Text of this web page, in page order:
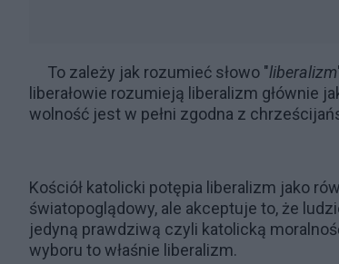
To zależy jak rozumieć słowo "liberalizm
liberałowie rozumieją liberalizm głównie
wolność jest w pełni zgodna z
Kościół katolicki potępia liberalizm jako
światopoglądowy, ale akceptuje to, że
jedyną prawdziwą czyli katolicką
wyboru to właśnie liberalizm.